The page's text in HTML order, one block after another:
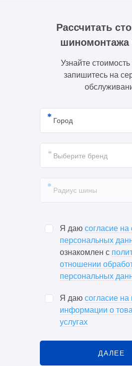
Рассчитать
шиномонтажа
Узнайте стоимость
запишитесь на
Выберите бренд
Я даю согласие на
персональных
ознакомлен с
отношении
персональных
Я даю согласие на
информации о
услугах
ДАЛЕЕ